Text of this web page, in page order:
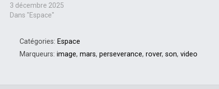
3 décembre 2025
Dans "Espace"
Catégories: Espace
Marqueurs: image, mars, perseverance, rover, son, video